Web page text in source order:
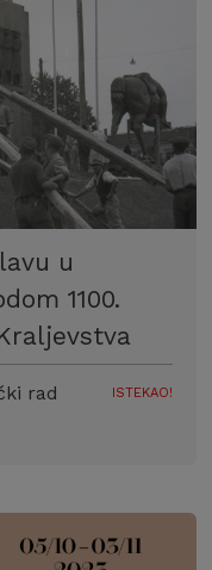
u
1100.
rad
ISTEKAO!